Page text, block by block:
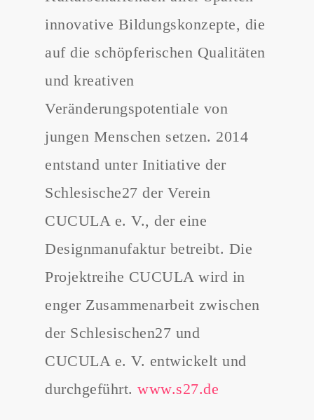
innovative Bildungskonzepte, die
auf die schöpferischen Qualitäten
und kreativen
Veränderungspotentiale von
jungen Menschen setzen. 2014
entstand unter Initiative der
Schlesische27 der Verein
CUCULA e. V., der eine
Designmanufaktur betreibt. Die
Projektreihe CUCULA wird in
enger Zusammenarbeit zwischen
der Schlesischen27 und
CUCULA e. V. entwickelt und
durchgeführt. www.s27.de